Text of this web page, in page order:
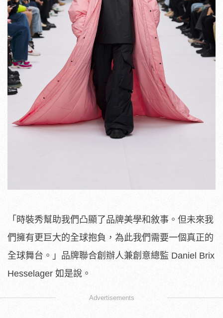
「時裝秀幫助我們凸顯了品牌美學和敘事。但未來我
們擁有更巨大的全球抱負，為此我們需要一個真正的
全球舞台。」品牌聯合創辦人兼創意總監 Daniel Brix
Hesselager 如是說。
Advertisements